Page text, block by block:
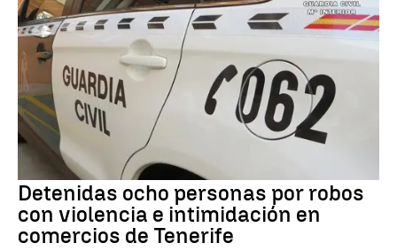
Detenidas ocho personas por robos
con violencia e intimidación en
comercios de Tenerife